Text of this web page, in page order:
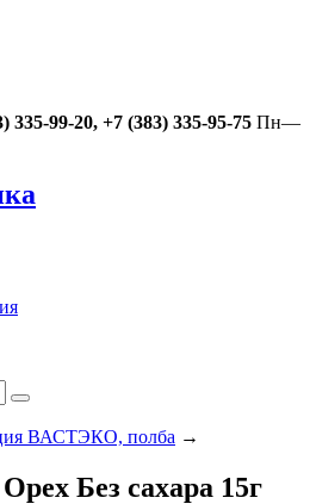
335-99-20, +7 (383) 335-95-75 Пн—
ВАСТЭКО, полба →
Без сахара 15г